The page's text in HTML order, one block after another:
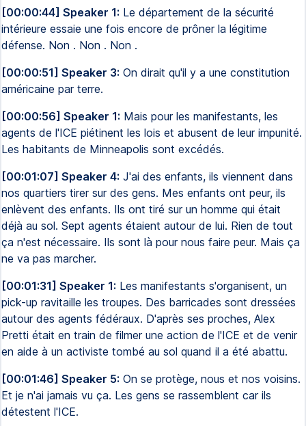
[00:00:44] Speaker 1: Le département de la sécurité
intérieure essaie une fois encore de prôner la légitime
défense. Non . Non . Non .
[00:00:51] Speaker 3: On dirait qu'il y a une constitution
américaine par terre.
[00:00:56] Speaker 1: Mais pour les manifestants, les
agents de l'ICE piétinent les lois et abusent de leur impunité.
Les habitants de Minneapolis sont excédés.
[00:01:07] Speaker 4: J'ai des enfants, ils viennent dans
nos quartiers tirer sur des gens. Mes enfants ont peur, ils
enlèvent des enfants. Ils ont tiré sur un homme qui était
déjà au sol. Sept agents étaient autour de lui. Rien de tout
ça n'est nécessaire. Ils sont là pour nous faire peur. Mais ça
ne va pas marcher.
[00:01:31] Speaker 1: Les manifestants s'organisent, un
pick-up ravitaille les troupes. Des barricades sont dressées
autour des agents fédéraux. D'après ses proches, Alex
Pretti était en train de filmer une action de l'ICE et de venir
en aide à un activiste tombé au sol quand il a été abattu.
[00:01:46] Speaker 5: On se protège, nous et nos voisins.
Et je n'ai jamais vu ça. Les gens se rassemblent car ils
détestent l'ICE.